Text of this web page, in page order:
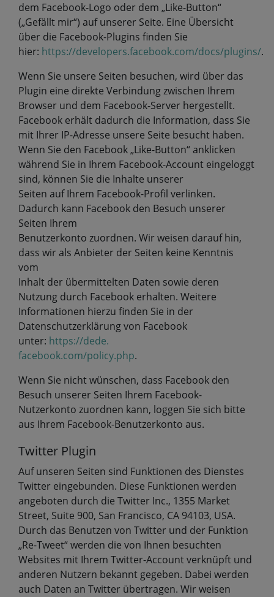
dem Facebook-Logo oder dem „Like-Button“
(„Gefällt mir“) auf unserer Seite. Eine Übersicht
über die Facebook-Plugins finden Sie
hier: https://developers.facebook.com/docs/plugins/.
Wenn Sie unsere Seiten besuchen, wird über das
Plugin eine direkte Verbindung zwischen Ihrem
Browser und dem Facebook-Server hergestellt.
Facebook erhält dadurch die Information, dass Sie
mit Ihrer IP-Adresse unsere Seite besucht haben.
Wenn Sie den Facebook „Like-Button“ anklicken
während Sie in Ihrem Facebook-Account eingeloggt
sind, können Sie die Inhalte unserer
Seiten auf Ihrem Facebook-Profil verlinken.
Dadurch kann Facebook den Besuch unserer
Seiten Ihrem
Benutzerkonto zuordnen. Wir weisen darauf hin,
dass wir als Anbieter der Seiten keine Kenntnis
vom
Inhalt der übermittelten Daten sowie deren
Nutzung durch Facebook erhalten. Weitere
Informationen hierzu finden Sie in der
Datenschutzerklärung von Facebook
unter: https://dede.
facebook.com/policy.php.
Wenn Sie nicht wünschen, dass Facebook den
Besuch unserer Seiten Ihrem Facebook-
Nutzerkonto zuordnen kann, loggen Sie sich bitte
aus Ihrem Facebook-Benutzerkonto aus.
Twitter Plugin
Auf unseren Seiten sind Funktionen des Dienstes
Twitter eingebunden. Diese Funktionen werden
angeboten durch die Twitter Inc., 1355 Market
Street, Suite 900, San Francisco, CA 94103, USA.
Durch das Benutzen von Twitter und der Funktion
„Re-Tweet“ werden die von Ihnen besuchten
Websites mit Ihrem Twitter-Account verknüpft und
anderen Nutzern bekannt gegeben. Dabei werden
auch Daten an Twitter übertragen. Wir weisen